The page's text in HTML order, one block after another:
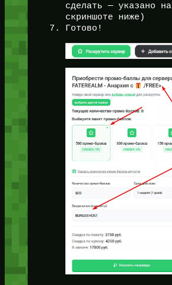
сделать — указано на
скриншоте ниже)
Готово!